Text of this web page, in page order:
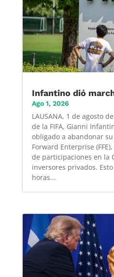
Infantino dió
Ago 1, 2026
LAUSANA, 1 de agosto
de la FIFA, Gianni
obligado a abandonar
Forward Enterprise
de participaciones en la
inversores privados.
horas...